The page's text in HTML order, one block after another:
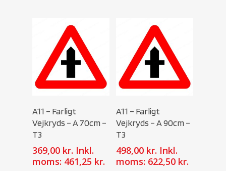
A11 – Farligt
Vejkryds – A 70cm –
T3
369,00 kr. Inkl.
moms: 461,25 kr.
A11 – Farligt
Vejkryds – A 90cm –
T3
498,00 kr. Inkl.
moms: 622,50 kr.